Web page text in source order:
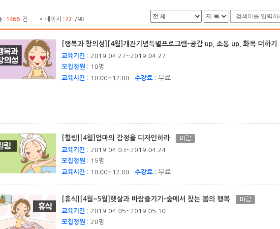
: 1466 건 페이지 : 72 /98
[행복과 창의성][4월]개관기념특별프로그램-공감 up, 소통 up, 화목 더하기
교육기간 : 2019.04.27~2019.04.27
모집정원 : 10명
교육시간 : 10:00~12:00 수강료 : 무료
[힐링][4월]엄마의 감정을 디자인하라
교육기간 : 2019.04.03~2019.04.24
모집정원 : 15명
교육시간 : 10:00~12:00 수강료 : 무료
[휴식][4월~5월]햇살과 바람즐기기-숲에서 찾는 봄의 행복
교육기간 : 2019.04.05~2019.05.10
모집정원 : 20명